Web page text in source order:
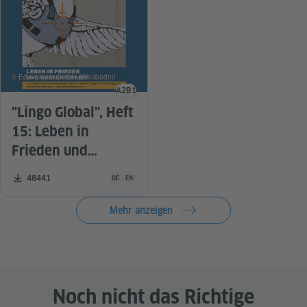
"Lingo Global", Heft
15: Leben in
Frieden und
Gerechtigkeit?
Zahl der Downloads:
48441 Unterrichtsmaterial ist in folgenden Sprachen
DE EN
© Eduversum GmbH, Wiesbaden
Sprachniveau
A2 B1
Mehr anzeigen
Noch nicht das Richtige